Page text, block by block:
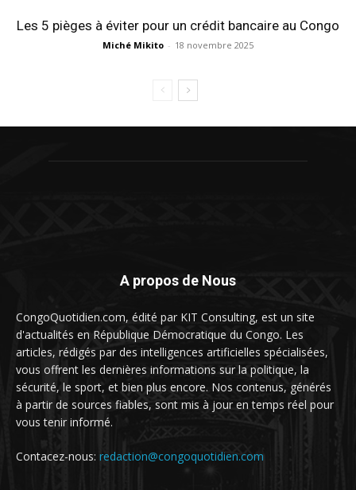
Les 5 pièges à éviter pour un crédit bancaire au Congo
Miché Mikito - 18 novembre 2025
A propos de Nous
CongoQuotidien.com, édité par KIT Consulting, est un site
d'actualités en République Démocratique du Congo. Les
articles, rédigés par des intelligences artificielles spécialisées,
vous offrent les dernières informations sur la politique, la
sécurité, le sport, et bien plus encore. Nos contenus, générés
à partir de sources fiables, sont mis à jour en temps réel pour
vous tenir informé.
Contacez-nous: redaction@congoquotidien.com